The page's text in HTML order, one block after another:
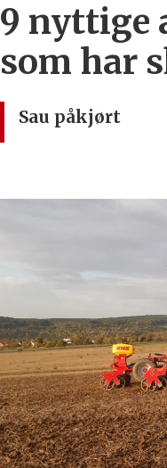
9 nyttige
som har
Sau påkjørt